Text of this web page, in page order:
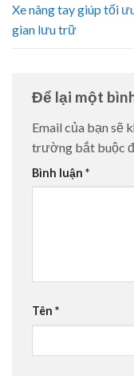
Xe nâng tay giúp tối
gian lưu trữ
Để lại một
Email của bạn sẽ
trường bắt buộc
Bình luận *
Tên *